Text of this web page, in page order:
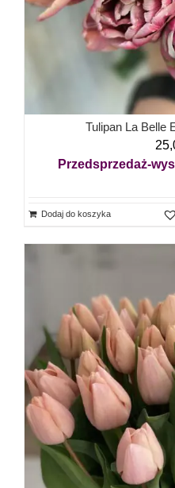
Tulipan La Belle
Przedsprzedaż-
Dodaj do koszyka